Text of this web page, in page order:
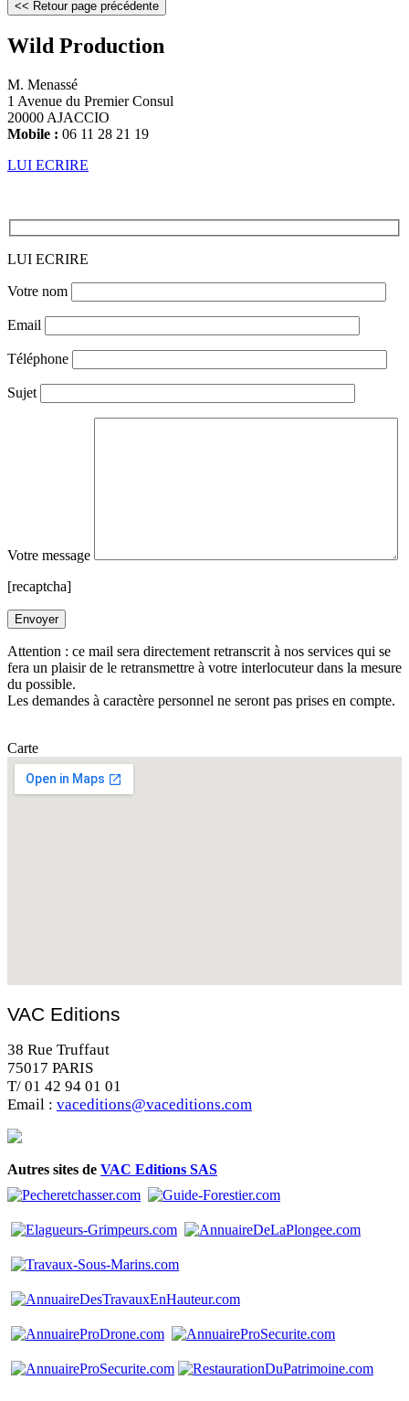
Wild Production
M. Menassé
1 Avenue du Premier Consul
20000 AJACCIO
Mobile : 06 11 28 21 19
LUI ECRIRE
LUI ECRIRE
Votre nom
Email
Téléphone
Sujet
Votre message
[recaptcha]
Attention : ce mail sera directement retranscrit à nos services qui se
fera un plaisir de le retransmettre à votre interlocuteur dans la mesure
du possible.
Les demandes à caractère personnel ne seront pas prises en compte.
Carte
VAC Editions
38 Rue Truffaut
75017 PARIS
T/ 01 42 94 01 01
Email : vaceditions@vaceditions.com
Autres sites de VAC Editions SAS